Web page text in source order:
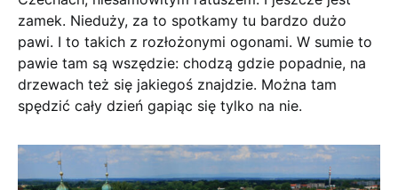
zamek. Nieduży, za to spotkamy tu bardzo dużo
pawi. I to takich z rozłożonymi ogonami. W sumie to
pawie tam są wszędzie: chodzą gdzie popadnie, na
drzewach też się jakiegoś znajdzie. Można tam
spędzić cały dzień gapiąc się tylko na nie.